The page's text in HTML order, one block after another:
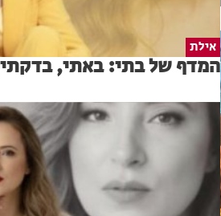
אילת
המדף של בתי: באתי,